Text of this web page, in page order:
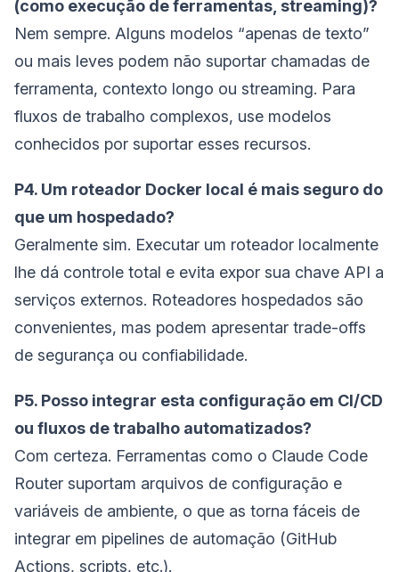
(como execução de ferramentas, streaming)?
Nem sempre. Alguns modelos “apenas de texto”
ou mais leves podem não suportar chamadas de
ferramenta, contexto longo ou streaming. Para
fluxos de trabalho complexos, use modelos
conhecidos por suportar esses recursos.
P4. Um roteador Docker local é mais seguro do
que um hospedado?
Geralmente sim. Executar um roteador localmente
lhe dá controle total e evita expor sua chave API a
serviços externos. Roteadores hospedados são
convenientes, mas podem apresentar trade-offs
de segurança ou confiabilidade.
P5. Posso integrar esta configuração em CI/CD
ou fluxos de trabalho automatizados?
Com certeza. Ferramentas como o Claude Code
Router suportam arquivos de configuração e
variáveis de ambiente, o que as torna fáceis de
integrar em pipelines de automação (GitHub
Actions, scripts, etc.).